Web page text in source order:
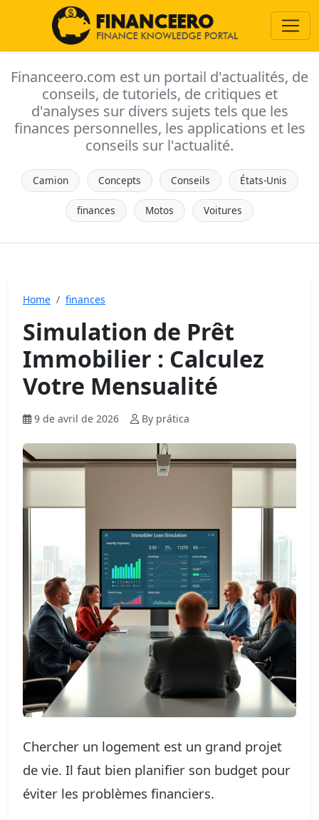
Financeero.com est un portail d'actualités, de
conseils, de tutoriels, de critiques et
d'analyses sur divers sujets tels que les
finances personnelles, les applications et les
conseils sur l'actualité.
Camion Concepts Conseils États-Unis
finances Motos Voitures
Home finances
Simulation de Prêt
Immobilier : Calculez
Votre Mensualité
9 de avril de 2026 By prática
Chercher un logement est un grand projet
de vie. Il faut bien planifier son budget pour
éviter les problèmes financiers.